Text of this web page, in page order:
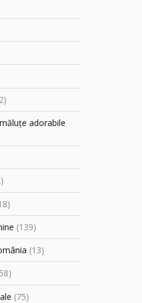
adorabile
(139)
(13)
(75)